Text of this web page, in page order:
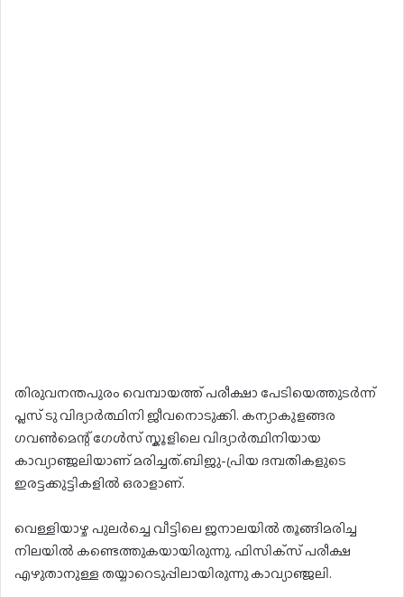
തിരുവനന്തപുരം വെമ്പായത്ത് പരീക്ഷാ പേടിയെത്തുടർന്ന്
പ്ലസ് ടു വിദ്യാർത്ഥിനി ജീവനൊടുക്കി. കന്യാകുളങ്ങര
ഗവൺമെന്റ് ഗേൾസ് സ്കൂളിലെ വിദ്യാർത്ഥിനിയായ
കാവ്യാഞ്ജലിയാണ് മരിച്ചത്.ബിജു-പ്രിയ ദമ്പതികളുടെ
ഇരട്ടക്കുട്ടികളില്‍ ഒരാളാണ്.
വെള്ളിയാഴ്ച പുലർച്ചെ വീട്ടിലെ ജനാലയിൽ തൂങ്ങിമരിച്ച
നിലയിൽ കണ്ടെത്തുകയായിരുന്നു. ഫിസിക്‌സ് പരീക്ഷ
എഴുതാനുള്ള തയ്യാറെടുപ്പിലായിരുന്നു കാവ്യാഞ്ജലി.